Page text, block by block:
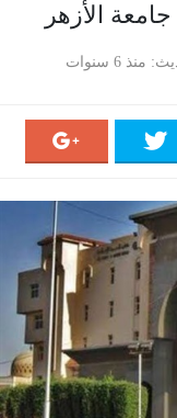
الأزهر
منذ 6 سنوات